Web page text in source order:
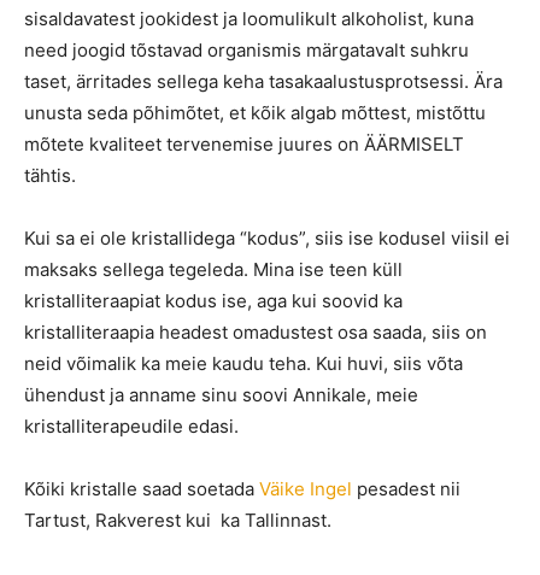
sisaldavatest jookidest ja loomulikult alkoholist, kuna
need joogid tõstavad organismis märgatavalt suhkru
taset, ärritades sellega keha tasakaalustusprotsessi. Ära
unusta seda põhimõtet, et kõik algab mõttest, mistõttu
mõtete kvaliteet tervenemise juures on ÄÄRMISELT
tähtis.
Kui sa ei ole kristallidega “kodus”, siis ise kodusel viisil ei
maksaks sellega tegeleda. Mina ise teen küll
kristalliteraapiat kodus ise, aga kui soovid ka
kristalliteraapia headest omadustest osa saada, siis on
neid võimalik ka meie kaudu teha. Kui huvi, siis võta
ühendust ja anname sinu soovi Annikale, meie
kristalliterapeudile edasi.
Kõiki kristalle saad soetada Väike Ingel pesadest nii
Tartust, Rakverest kui ka Tallinnast.